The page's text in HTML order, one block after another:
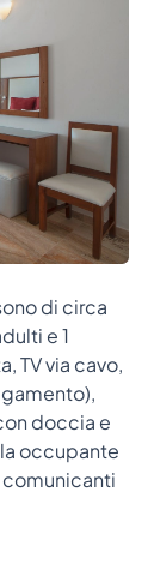
di circa
e 1
TV via cavo,
doccia e
occupante